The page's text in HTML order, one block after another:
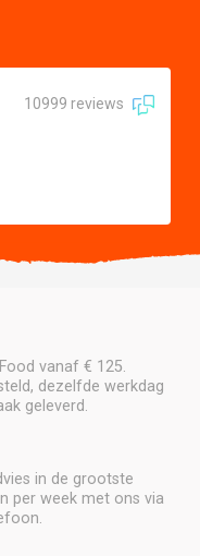
10999 reviews
vanaf € 125.
dezelfde werkdag
geleverd.
in de grootste
per week met ons via